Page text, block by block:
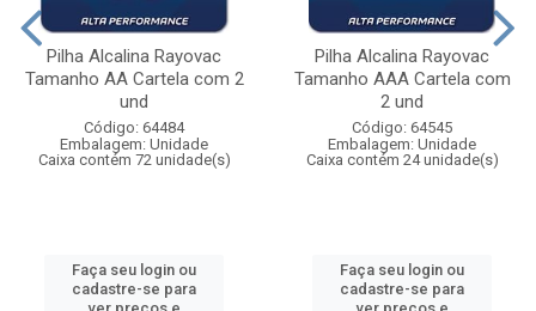
Pilha Alcalina Rayovac
Tamanho AA Cartela com 2
und
Código: 64484
Embalagem: Unidade
Caixa contém 72 unidade(s)
Faça seu login ou
cadastre-se para
Pilha Alcalina Rayovac
Tamanho AAA Cartela com
2 und
Código: 64545
Embalagem: Unidade
Caixa contém 24 unidade(s)
Faça seu login ou
cadastre-se para